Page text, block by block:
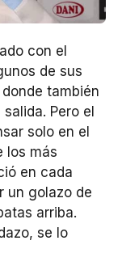
con el
de sus
también
Pero el
solo en el
los más
en cada
un golazo de
arriba.
se lo